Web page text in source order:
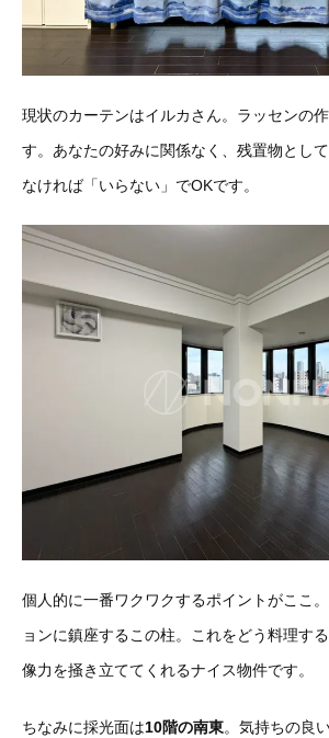
現状のカーテンはイルカさん。ラッセンの
す。あなたの好みに関係なく、残置物とし
なければ「いらない」でOKです。
個人的に一番ワクワクするポイントがここ
ョンに鎮座するこの柱。これをどう料理す
像力を掻き立ててくれるナイス物件です。
ちなみに採光面は10階の南東。気持ちの良